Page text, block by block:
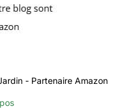
- Partenaire Amazon